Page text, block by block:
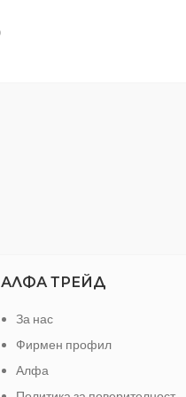
АЛФА ТРЕЙД
За нас
Фирмен профил
Алфа